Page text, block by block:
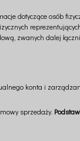
dotyczące osób
zwanych dalej
konta i
sprzedaży.